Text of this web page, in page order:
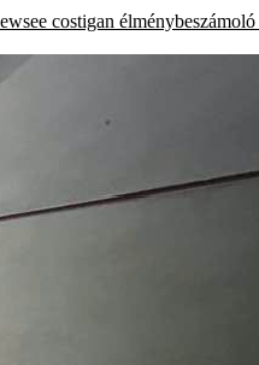
costigan élménybeszámoló